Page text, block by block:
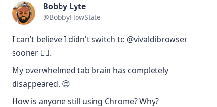
Bobby Lyte
@BobbyFlowState
I can't believe I didn't switch to @vivaldibrowser
sooner 🤦‍♂️.
My overwhelmed tab brain has completely
disappeared. 😌
How is anyone still using Chrome? Why?